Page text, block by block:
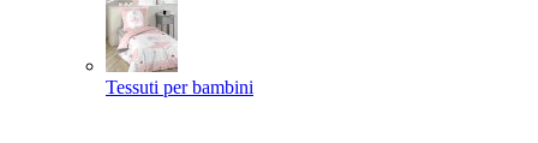
Tessuti per bambini